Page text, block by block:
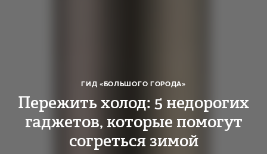
ГИД «БОЛЬШОГО ГОРОДА»
Пережить холод: 5 недорогих
гаджетов, которые помогут
согреться зимой